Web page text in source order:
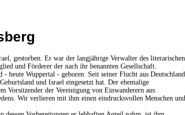
gestorben. Er war der langjährige Verwalter des literarischen
und Förderer der nach ihr benannten Gesellschaft.
heute Wuppertal - geboren. Seit seiner Flucht aus Deutschland
und Israel eingesetzt hat. Der ehemalige
Vorsitzender der Vereinigung von Einwanderern aus
Wir verlieren mit ihm einen eindrucksvollen Menschen und